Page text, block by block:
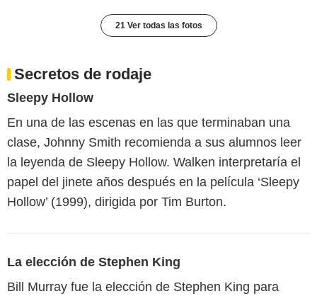
21 Ver todas las fotos
Secretos de rodaje
Sleepy Hollow
En una de las escenas en las que terminaban una
clase, Johnny Smith recomienda a sus alumnos leer
la leyenda de Sleepy Hollow. Walken interpretaría el
papel del jinete años después en la película ‘Sleepy
Hollow’ (1999), dirigida por Tim Burton.
La elección de Stephen King
Bill Murray fue la elección de Stephen King para